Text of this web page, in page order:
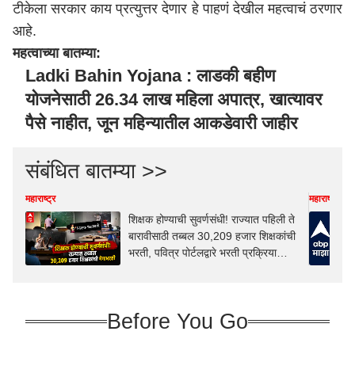
टीकेला सरकार काय प्रत्युत्तर देणार हे पाहणं देखील महत्वाचं ठरणार
आहे.
महत्वाच्या बातम्या:
Ladki Bahin Yojana : लाडकी बहीण
योजनेसाठी 26.34 लाख महिला अपात्र, खात्यावर
पैसे नाहीत, जून महिन्यातील आकडेवारी जाहीर
संबंधित बातम्या >>
महाराष्ट्र
शिक्षक होण्याची सुवर्णसंधी! राज्यात पहिली ते
बारावीसाठी तब्बल 30,209 हजार शिक्षकांची
भरती, पवित्र पोर्टलद्वारे भरती प्रक्रिया
महाराष्ट्र
Before You Go